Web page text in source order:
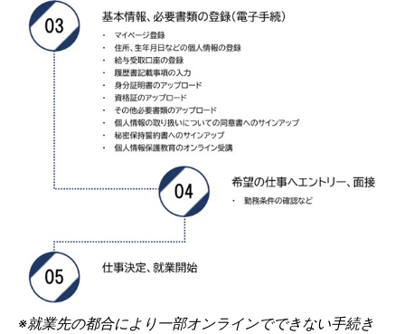
※就業先の都合により一部オンラインでできない手続き